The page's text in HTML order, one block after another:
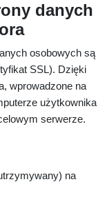
danych
osobowych są
SSL). Dzięki
wprowadzone na
użytkownika
serwerze.
na